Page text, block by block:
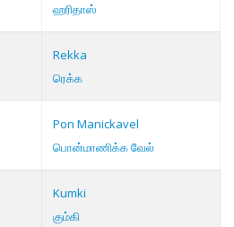
ஹரிதாஸ்
Rekka
ரெக்க
Pon Manickavel
பொன்மாணிக்க வேல்
Kumki
கும்கி